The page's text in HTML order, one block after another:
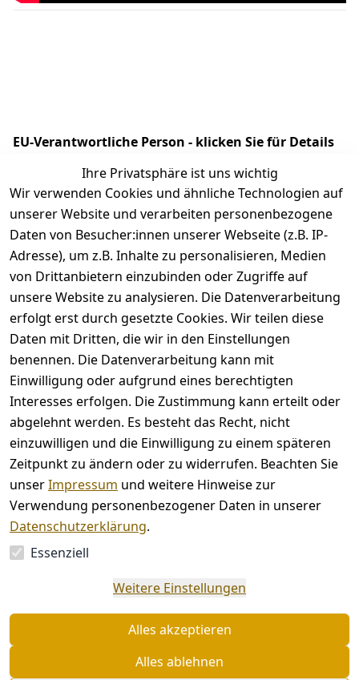
EU-Verantwortliche Person - klicken Sie für Details
Ihre Privatsphäre ist uns wichtig
Wir verwenden Cookies und ähnliche Technologien auf
unserer Website und verarbeiten personenbezogene
Daten von Besucher:innen unserer Webseite (z.B. IP-
Adresse), um z.B. Inhalte zu personalisieren, Medien
von Drittanbietern einzubinden oder Zugriffe auf
unsere Website zu analysieren. Die Datenverarbeitung
erfolgt erst durch gesetzte Cookies. Wir teilen diese
Daten mit Dritten, die wir in den Einstellungen
benennen. Die Datenverarbeitung kann mit
Einwilligung oder aufgrund eines berechtigten
Interesses erfolgen. Die Zustimmung kann erteilt oder
abgelehnt werden. Es besteht das Recht, nicht
einzuwilligen und die Einwilligung zu einem späteren
Zeitpunkt zu ändern oder zu widerrufen. Beachten Sie
unserImpressum und weitere Hinweise zur
Verwendung personenbezogener Daten in unserer
Datenschutzerklärung.
Essenziell
Weitere Einstellungen
Alles akzeptieren
Alles ablehnen
Rechtliches
AGB
Impressum
Datenschutze
rklärung
Barrierefreihe
itserklärung
Widerrufsrec
ht
Kontakt
Kontakt
Registrieren
widerrufen